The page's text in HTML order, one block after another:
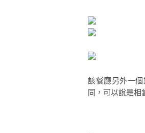
該餐廳另外一
同，可以說是相